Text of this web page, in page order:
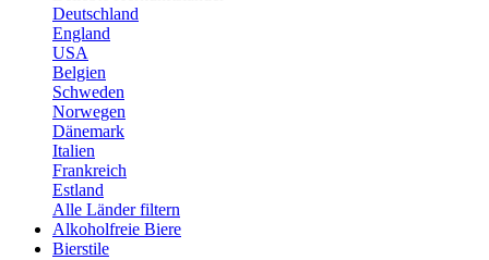
Deutschland
England
USA
Belgien
Schweden
Norwegen
Dänemark
Italien
Frankreich
Estland
Alle Länder filtern
Alkoholfreie Biere
Bierstile